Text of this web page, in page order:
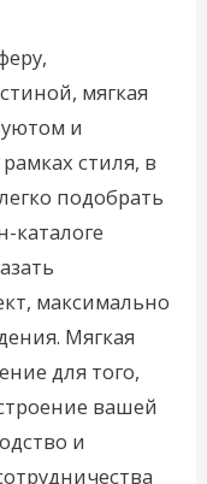
мягкая
и
стиля, в
подобрать
каталоге
максимально
Мягкая
для того,
вашей
и